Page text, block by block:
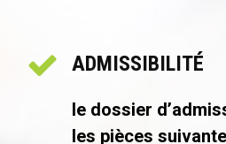
ADMISSIBILITÉ
le dossier
les pièces